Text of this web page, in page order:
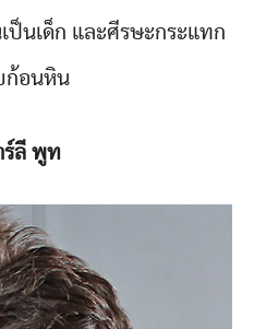
ป็นเด็ก และศีรษะกระแทก
ก้อนหิน
ร์ลี พูท